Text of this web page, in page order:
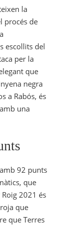
la
procés de
escollits del
per la
que
negra
a Rabós, és
una
92 punts
que
2021 és
que
que Terres